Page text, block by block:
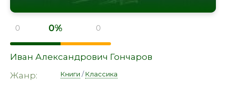
0 0% 0
Иван Александрович Гончаров
Жанр:
Книги /Классика